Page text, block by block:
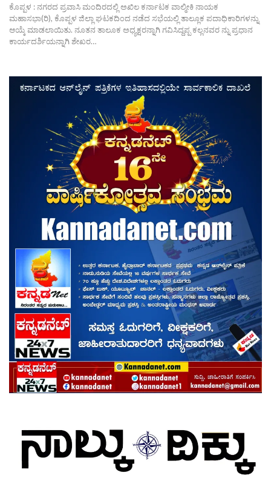
ಕೊಪ್ಪಳ : ನಗರದ ಪ್ರವಾಸಿ ಮಂದಿರದಲ್ಲಿ ಅಖಿಲ ಕರ್ನಾಟಕ ವಾಲ್ಮೀಕಿ ನಾಯಕ
ಮಹಾಸಭಾ(ರಿ), ಕೊಪ್ಪಳ ಜಿಲ್ಲಾ ಘಟಕದಿಂದ ನಡೆದ ಸಭೆಯಲ್ಲಿ ತಾಲ್ಲೂಕ ಪದಾಧಿಕಾರಿಗಳನ್ನು
ಆಯ್ಕೆ ಮಾಡಲಾಯಿತು. ನೂತನ ತಾಲೂಕ ಅಧ್ಯಕ್ಷರನ್ನಾಗಿ ಗವಿಸಿದ್ದಪ್ಪ ಕಲ್ಲನವರ ನ್ನು ಪ್ರಧಾನ
ಕಾರ್ಯದರ್ಶಿಯನ್ನಾಗಿ ಶೇಖರ…